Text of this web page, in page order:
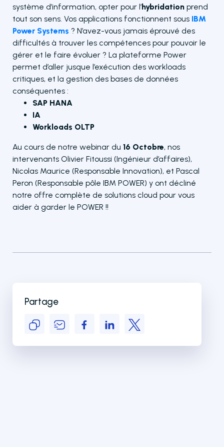
système d’information, opter pour l’hybridation prend
tout son sens. Vos applications fonctionnent sous IBM
Power Systems ? N’avez-vous jamais éprouvé des
difficultés à trouver les compétences pour pouvoir le
gérer et le faire évoluer ? La plateforme Power
permet d’aller jusque l’exécution des workloads
critiques, et la gestion des bases de données
conséquentes :
SAP HANA
IA
Workloads OLTP
Au cours de notre webinar du 16 Octobre, nos
intervenants Olivier Fitoussi (Ingénieur d’affaires),
Nicolas Maurice (Responsable Innovation), et Pascal
Peron (Responsable pôle IBM POWER) y ont décliné
notre offre complète de solutions cloud pour vous
aider à garder le POWER !!
Partage